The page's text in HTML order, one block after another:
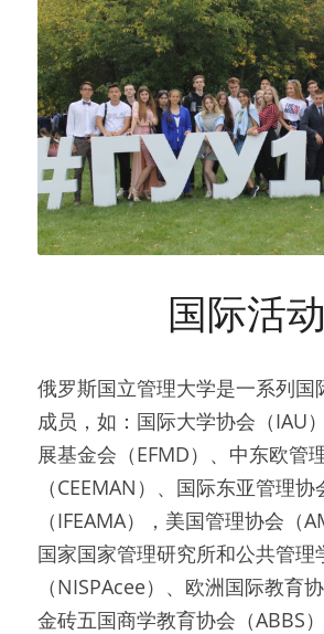
国际活动
俄罗斯国立管理大学是一系列国
成员，如：国际大学协会（IAU
展基金会（EFMD）、中东欧管
（CEEMAN）、国际东亚管理
（IFEAMA），美国管理协会（
国家国家管理研究所和公共管理
（NISPAcee）、欧洲国际教育协
金砖五国商学教育协会（ABBS）